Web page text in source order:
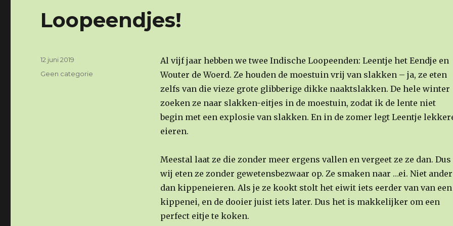
Loopeendjes!
Al vijf jaar hebben we twee Indische Loopeenden: Leentje het Eendje en
Wouter de Woerd. Ze houden de moestuin vrij van slakken – ja, ze eten
zelfs van die vieze grote glibberige dikke naaktslakken. De hele winter
zoeken ze naar slakken-eitjes in de moestuin, zodat ik de lente niet
begin met een explosie van slakken. En in de zomer legt Leentje
eieren.
Meestal laat ze die zonder meer ergens vallen en vergeet ze ze dan. Dus
wij eten ze zonder gewetensbezwaar op. Ze smaken naar …ei. Niet
dan kippeneieren. Als je ze kookt stolt het eiwit iets eerder van van een
kippenei, en de dooier juist iets later. Dus het is makkelijker om een
perfect eitje te koken.
Geplaatst
op
12 juni 2019
Categorieën
Geen categorie